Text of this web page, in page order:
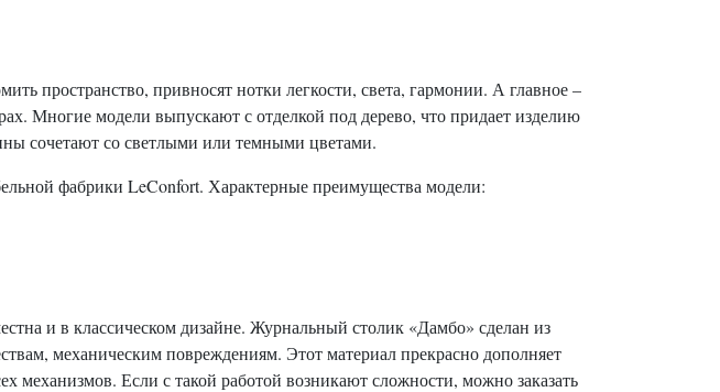
пространство, привносят нотки легкости, света, гармонии. А главное –
Многие модели выпускают с отделкой под дерево, что придает изделию
сочетают со светлыми или темными цветами.
фабрики LeConfort. Характерные преимущества модели:
и в классическом дизайне. Журнальный столик «Дамбо» сделан из
механическим повреждениям. Этот материал прекрасно дополняет
механизмов. Если с такой работой возникают сложности, можно заказать